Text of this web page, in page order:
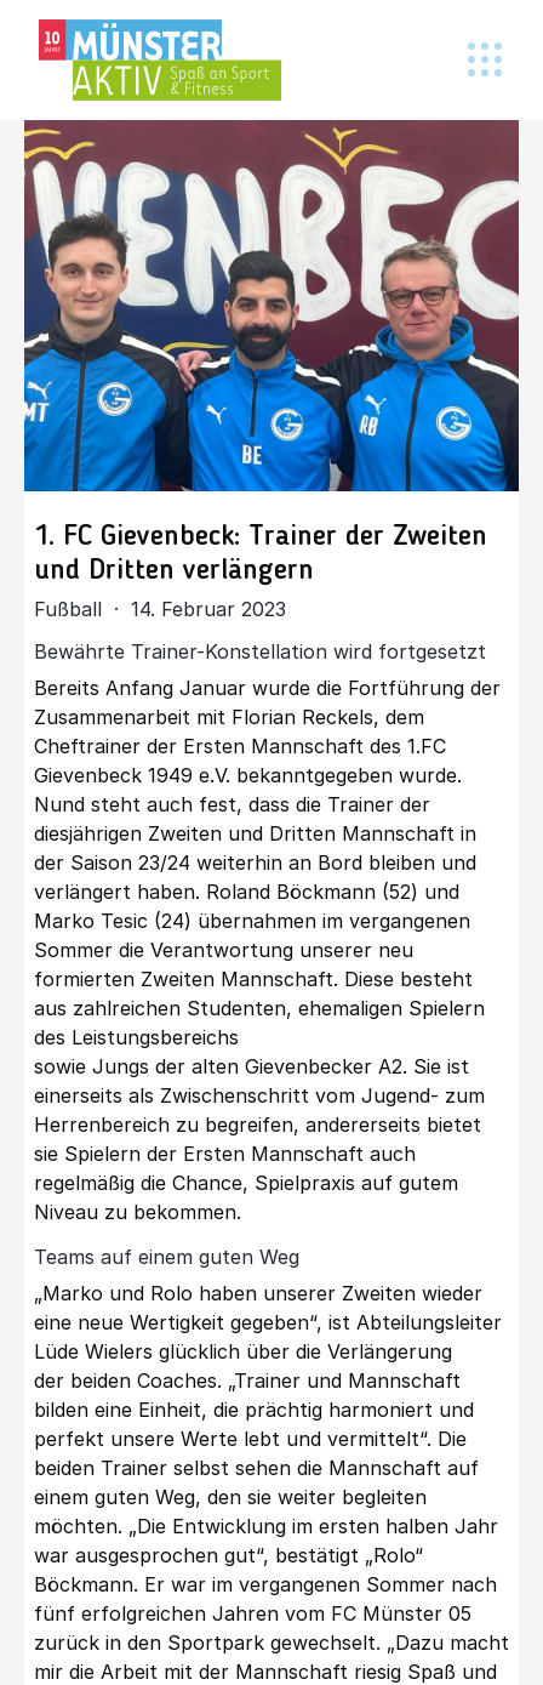
1. FC Gievenbeck: Trainer der Zweiten
und Dritten verlängern
Fußball · 14. Februar 2023
Bewährte Trainer-Konstellation wird fortgesetzt
Bereits Anfang Januar wurde die Fortführung der
Zusammenarbeit mit Florian Reckels, dem
Cheftrainer der Ersten Mannschaft des 1.FC
Gievenbeck 1949 e.V. bekanntgegeben wurde.
Nund steht auch fest, dass die Trainer der
diesjährigen Zweiten und Dritten Mannschaft in
der Saison 23/24 weiterhin an Bord bleiben und
verlängert haben. Roland Böckmann (52) und
Marko Tesic (24) übernahmen im vergangenen
Sommer die Verantwortung unserer neu
formierten Zweiten Mannschaft. Diese besteht
aus zahlreichen Studenten, ehemaligen Spielern
des Leistungsbereichs
sowie Jungs der alten Gievenbecker A2. Sie ist
einerseits als Zwischenschritt vom Jugend- zum
Herrenbereich zu begreifen, andererseits bietet
sie Spielern der Ersten Mannschaft auch
regelmäßig die Chance, Spielpraxis auf gutem
Niveau zu bekommen.
Teams auf einem guten Weg
„Marko und Rolo haben unserer Zweiten wieder
eine neue Wertigkeit gegeben“, ist Abteilungsleiter
Lüde Wielers glücklich über die Verlängerung
der beiden Coaches. „Trainer und Mannschaft
bilden eine Einheit, die prächtig harmoniert und
perfekt unsere Werte lebt und vermittelt“. Die
beiden Trainer selbst sehen die Mannschaft auf
einem guten Weg, den sie weiter begleiten
möchten. „Die Entwicklung im ersten halben Jahr
war ausgesprochen gut“, bestätigt „Rolo“
Böckmann. Er war im vergangenen Sommer nach
fünf erfolgreichen Jahren vom FC Münster 05
zurück in den Sportpark gewechselt. „Dazu macht
mir die Arbeit mit der Mannschaft riesig Spaß und